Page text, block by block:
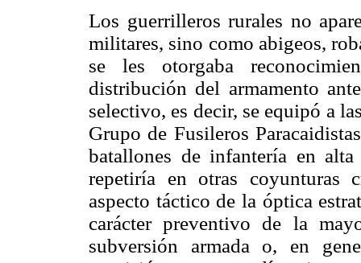
Los guerrilleros rurales no
militares, sino como abigeos,
se les otorgaba
distribución del armamento
selectivo, es decir, se equipó a
Grupo de Fusileros
batallones de infantería en
repetiría en otras coyunturas
aspecto táctico de la óptica
carácter preventivo de la
subversión armada o, en